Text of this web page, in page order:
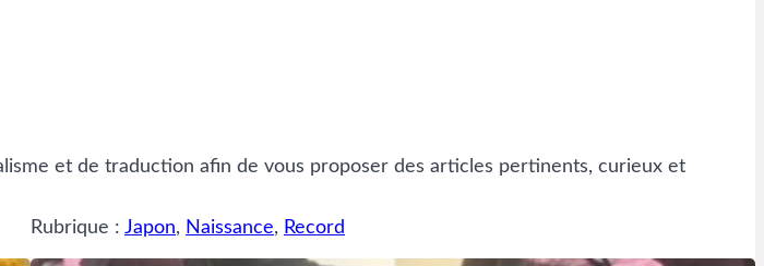
et de traduction afin de vous proposer des articles pertinents, curieux et
Rubrique : Japon, Naissance, Record